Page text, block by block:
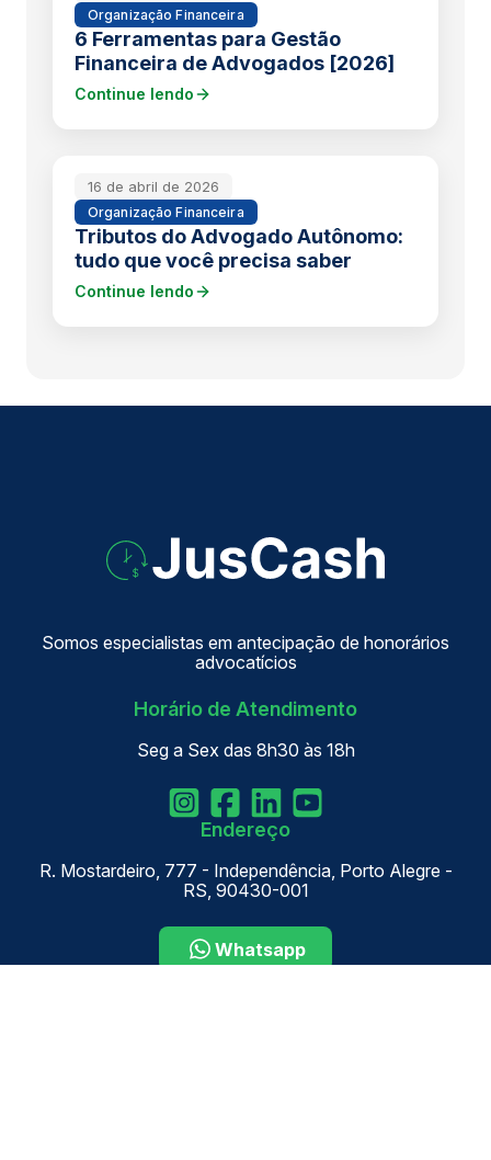
Organização Financeira
6 Ferramentas para Gestão
Financeira de Advogados [2026]
Continue lendo
16 de abril de 2026
Organização Financeira
Tributos do Advogado Autônomo:
tudo que você precisa saber
Continue lendo
Somos especialistas em antecipação de honorários
advocatícios
Horário de Atendimento
Seg a Sex das 8h30 às 18h
Endereço
R. Mostardeiro, 777 - Independência, Porto Alegre -
RS, 90430-001
Whatsapp